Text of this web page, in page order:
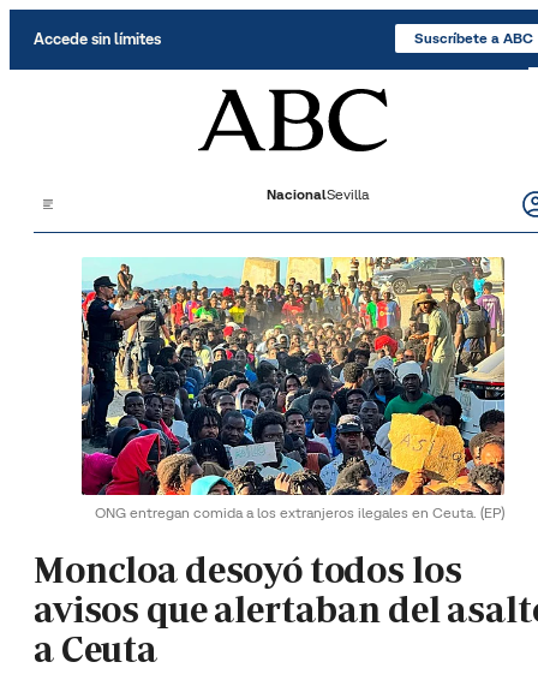
Accede sin límites Suscríbete a ABC
NacionalSevilla
ONG entregan comida a los extranjeros ilegales en Ceuta. (EP)
Moncloa desoyó todos los
avisos que alertaban del
a Ceuta